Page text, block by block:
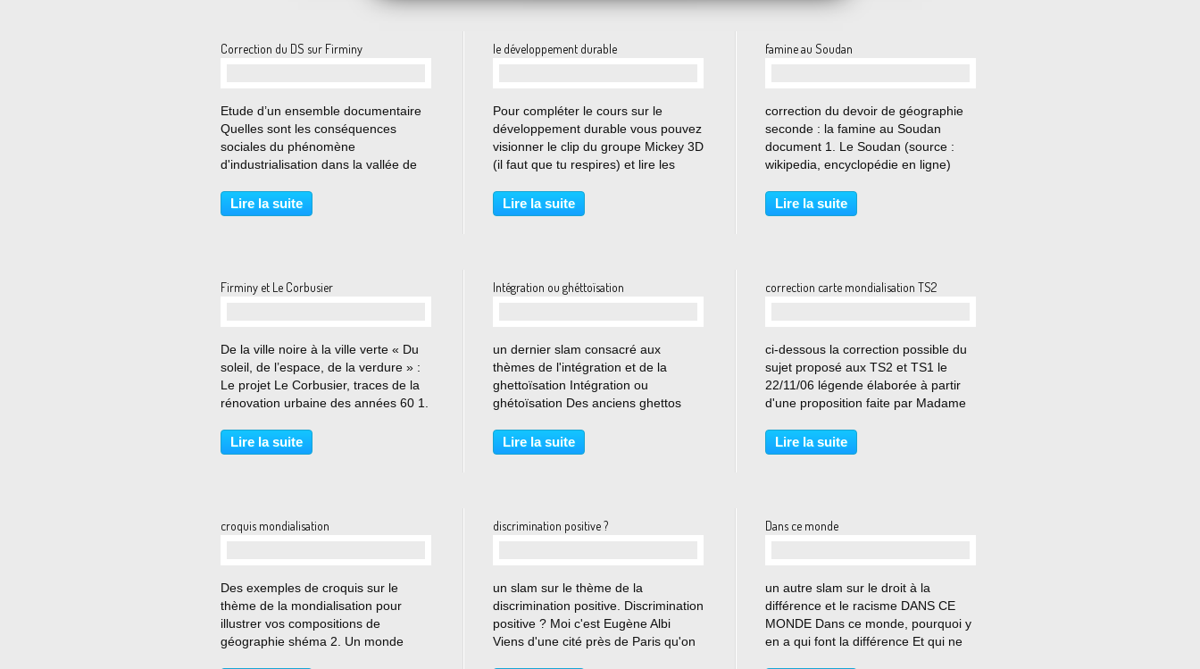
Correction du DS sur Firminy
Etude d’un ensemble documentaire
Quelles sont les conséquences
sociales du phénomène
d'industrialisation dans la vallée de
démographique des communes de
l'Ondaine de 1861 à 1911. Joseph
Lire la suite
le développement durable
Pour compléter le cours sur le
développement durable vous pouvez
visionner le clip du groupe Mickey 3D
(il faut que tu respires) et lire les
ou de la documentation française En
cliquant sur l'image vous pouvez
Lire la suite
famine au Soudan
correction du devoir de géographie
seconde : la famine au Soudan
document 1. Le Soudan (source :
wikipedia, encyclopédie en ligne)
statistiques Soudan France
Population (en millions) 27.89 (1999)
Lire la suite
Firminy et Le Corbusier
De la ville noire à la ville verte « Du
soleil, de l’espace, de la verdure » :
Le projet Le Corbusier, traces de la
rénovation urbaine des années 60 1.
urbain : Claudius Petit et Le
Corbusier Ancien résistant et
Lire la suite
Intégration ou ghéttoïsation
un dernier slam consacré aux
thèmes de l'intégration et de la
ghettoïsation Intégration ou
ghétoïsation Des anciens ghettos
la même On pourrait penser que les
mentalités ont changé Qu’on soit
Lire la suite
correction carte mondialisation TS2
ci-dessous la correction possible du
sujet proposé aux TS2 et TS1 le
22/11/06 légende élaborée à partir
d'une proposition faite par Madame
en fonction des éléments apportés
en classe.
Lire la suite
croquis mondialisation
Des exemples de croquis sur le
thème de la mondialisation pour
illustrer vos compositions de
géographie shéma 2. Un monde
discrimination positive ?
un slam sur le thème de la
discrimination positive. Discrimination
positive ? Moi c'est Eugène Albi
Viens d'une cité près de Paris qu'on
Dans ce monde
un autre slam sur le droit à la
différence et le racisme DANS CE
MONDE Dans ce monde, pourquoi y
en a qui font la différence Et qui ne